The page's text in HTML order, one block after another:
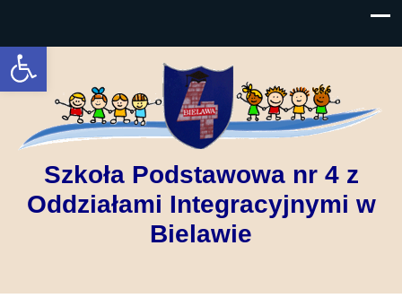
Open toolbar
Szkoła Podstawowa nr 4 z
Oddziałami Integracyjnymi w
Bielawie